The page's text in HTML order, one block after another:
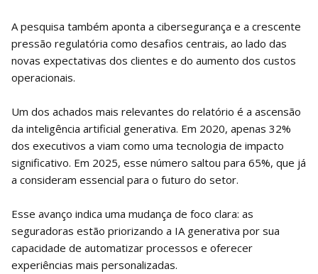
A pesquisa também aponta a cibersegurança e a crescente
pressão regulatória como desafios centrais, ao lado das
novas expectativas dos clientes e do aumento dos custos
operacionais.
Um dos achados mais relevantes do relatório é a ascensão
da inteligência artificial generativa. Em 2020, apenas 32%
dos executivos a viam como uma tecnologia de impacto
significativo. Em 2025, esse número saltou para 65%, que já
a consideram essencial para o futuro do setor.
Esse avanço indica uma mudança de foco clara: as
seguradoras estão priorizando a IA generativa por sua
capacidade de automatizar processos e oferecer
experiências mais personalizadas.